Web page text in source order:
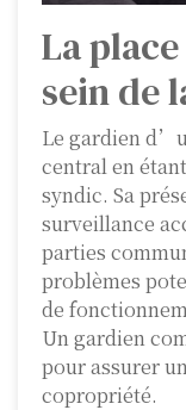
La
sein de
Le gardien
central en
syndic. Sa
surveillance
parties
problèmes
de
Un gardien
pour assurer
copropriété.